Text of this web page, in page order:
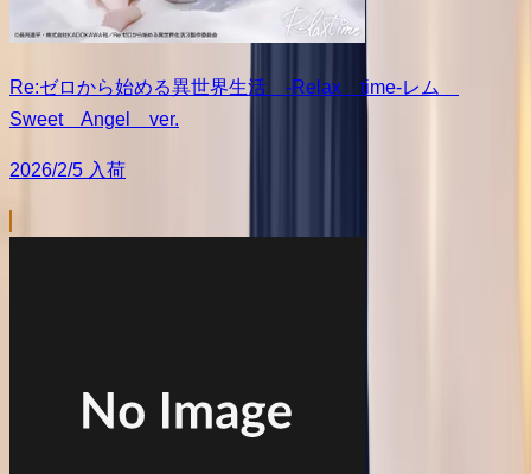
Re:ゼロから始める異世界生活 -Relax time-レム
Sweet Angel ver.
2026/2/5 入荷